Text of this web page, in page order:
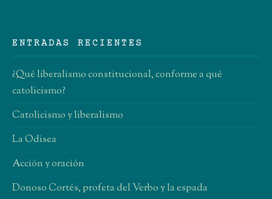
ENTRADAS RECIENTES
¿Qué liberalismo constitucional, conforme a qué
catolicismo?
Catolicismo y liberalismo
La Odisea
Acción y oración
Donoso Cortés, profeta del Verbo y la espada